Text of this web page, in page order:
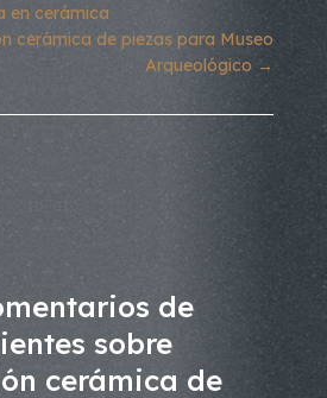
en cerámica
cerámica de piezas para Museo
Arqueológico →
de
sobre
cerámica de